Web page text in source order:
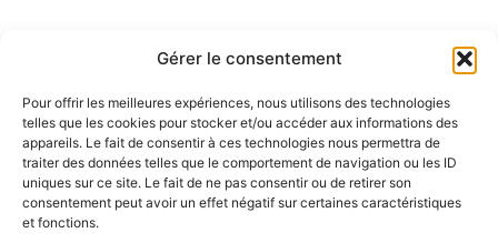
Gérer le consentement
Pour offrir les meilleures expériences, nous utilisons des technologies
telles que les cookies pour stocker et/ou accéder aux informations des
appareils. Le fait de consentir à ces technologies nous permettra de
traiter des données telles que le comportement de navigation ou les ID
uniques sur ce site. Le fait de ne pas consentir ou de retirer son
consentement peut avoir un effet négatif sur certaines caractéristiques
et fonctions.